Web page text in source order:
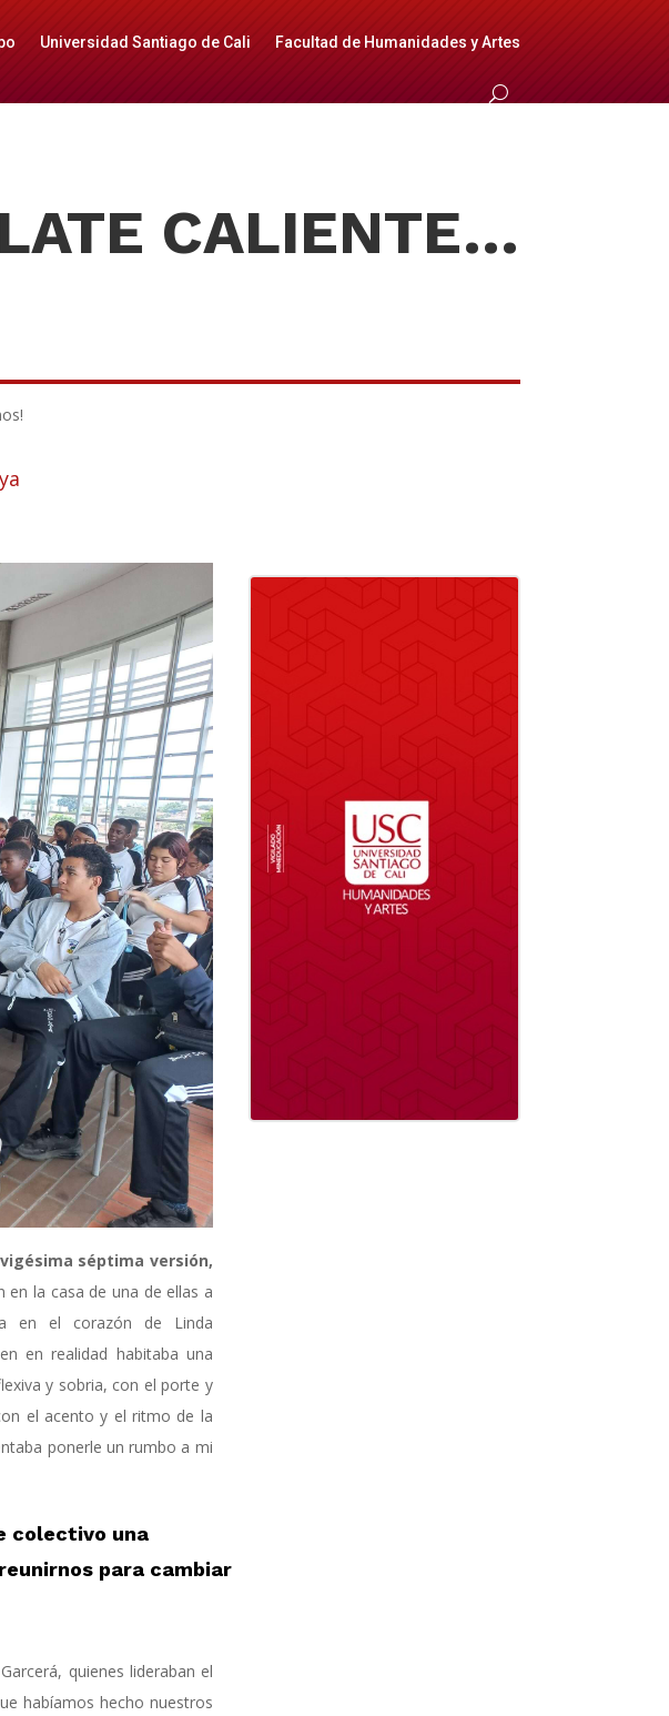
Universidad Santiago de Cali Facultad de Humanidades y Artes
CALIENTE…
a séptima versión,
en la casa de una de ellas a
en el corazón de Linda
en realidad habitaba una
y sobria, con el porte y
el acento y el ritmo de la
ponerle un rumbo a mi
colectivo una
para cambiar
quienes lideraban el
habíamos hecho nuestros